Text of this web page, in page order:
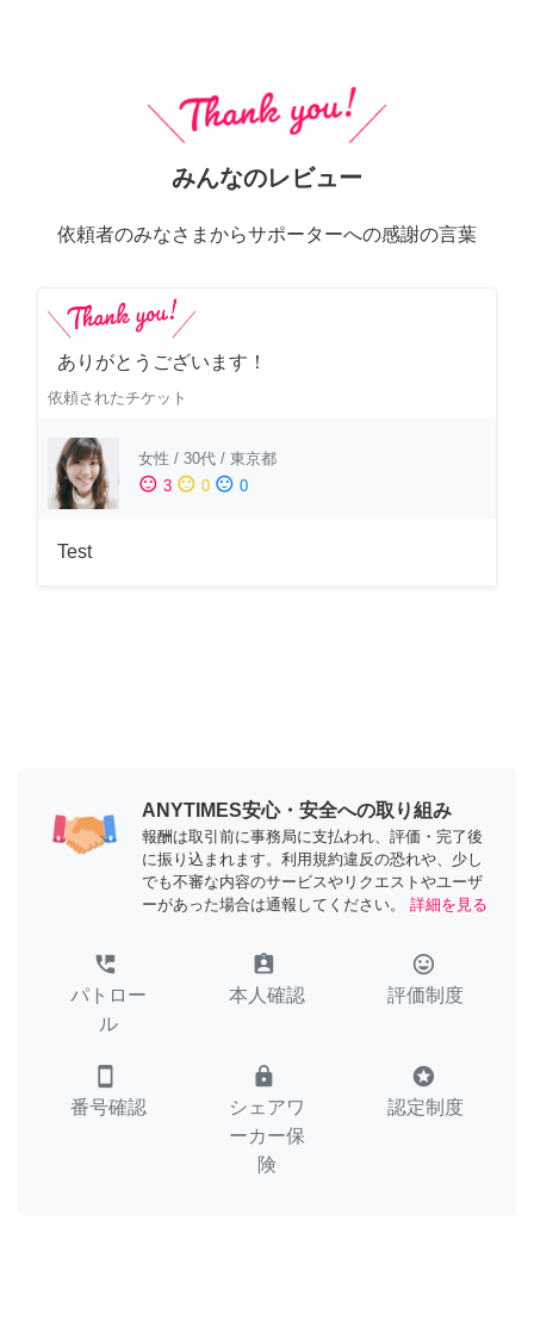
みんなのレビュー
依頼者のみなさまからサポーターへの感謝の言葉
ありがとうございます！
依頼されたチケット
女性 / 30代 / 東京都
sentiment_satisfied 3 sentiment_neutral 0 sentiment_dissatisfied 0
Test
ANYTIMES安心・安全への取り組み
報酬は取引前に事務局に支払われ、評価・完了後
に振り込まれます。利用規約違反の恐れや、少し
でも不審な内容のサービスやリクエストやユーザ
ーがあった場合は通報してください。
詳細を見る
perm_phone_msg
パトロー
ル
assignment_ind
本人確認
tag_faces
評価制度
smartphone
番号確認
lock
シェアワ
ーカー保
険
stars
認定制度